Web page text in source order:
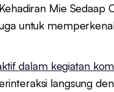
Mie Sedaap
untuk
dalam kegiatan
langsung